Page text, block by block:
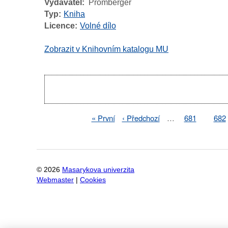
Vydavatel
Promberger
Typ
Kniha
Licence Volné dílo
Zobrazit v Knihovním katalogu MU
First
« První
Previous
‹ Předchozí … Page
681 Page
682
© 2026 Masarykova univerzita
Webmaster
Cookies